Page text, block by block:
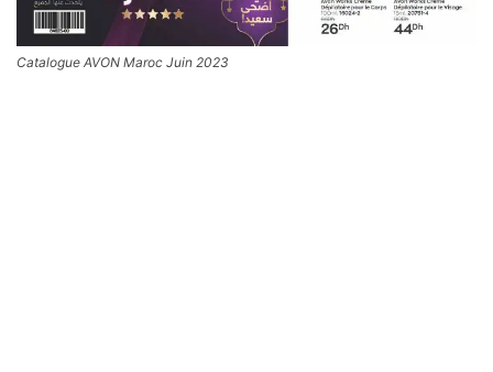
Catalogue AVON Maroc Juin 2023